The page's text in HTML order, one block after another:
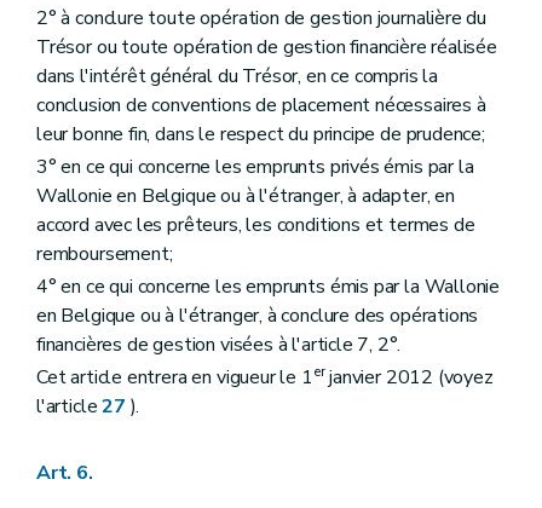
2° à conclure toute opération de gestion journalière du
Trésor ou toute opération de gestion financière réalisée
dans l'intérêt général du Trésor, en ce compris la
conclusion de conventions de placement nécessaires à
leur bonne fin, dans le respect du principe de prudence;
3° en ce qui concerne les emprunts privés émis par la
Wallonie en Belgique ou à l'étranger, à adapter, en
accord avec les prêteurs, les conditions et termes de
remboursement;
4° en ce qui concerne les emprunts émis par la Wallonie
en Belgique ou à l'étranger, à conclure des opérations
financières de gestion visées à l'article 7, 2°.
Cet article entrera en vigueur le 1erjanvier 2012 (voyez
l'article27 ).
Art. 6.